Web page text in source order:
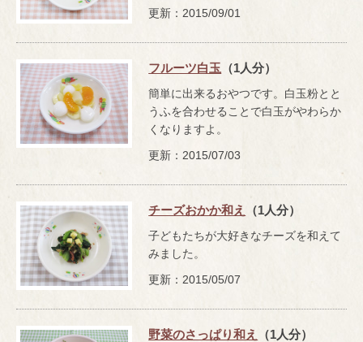
更新：2015/09/01
フルーツ白玉 （1人分）
簡単に出来るおやつです。白玉粉とと
うふを合わせることで白玉がやわらか
くなりますよ。
更新：2015/07/03
チーズおかか和え （1人分）
子どもたちが大好きなチーズを和えて
みました。
更新：2015/05/07
野菜のさっぱり和え （1人分）